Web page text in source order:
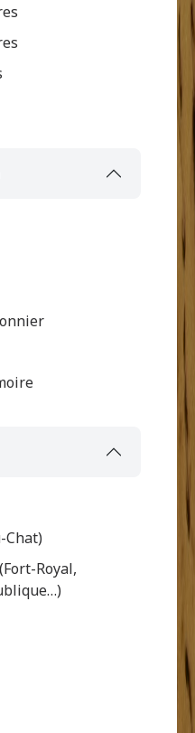
Chat)
Royal,